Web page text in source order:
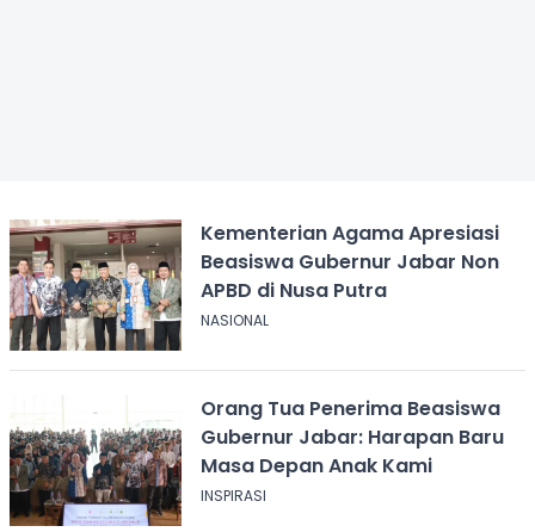
Kementerian Agama Apresiasi
Beasiswa Gubernur Jabar Non
APBD di Nusa Putra
NASIONAL
Orang Tua Penerima Beasiswa
Gubernur Jabar: Harapan Baru
Masa Depan Anak Kami
INSPIRASI